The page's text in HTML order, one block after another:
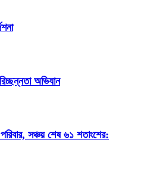
অভিযান
সঞ্চয় শেষ ৬১ শতাংশের: